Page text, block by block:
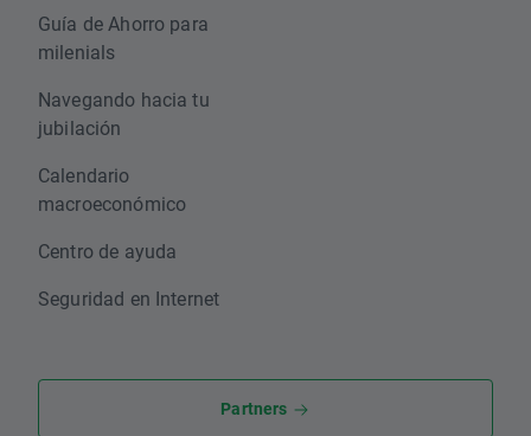
Guía de Ahorro para
milenials
Navegando hacia tu
jubilación
Calendario
macroeconómico
Centro de ayuda
Seguridad en Internet
Partners